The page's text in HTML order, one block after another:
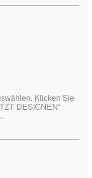
Klicken Sie
DESIGNEN“